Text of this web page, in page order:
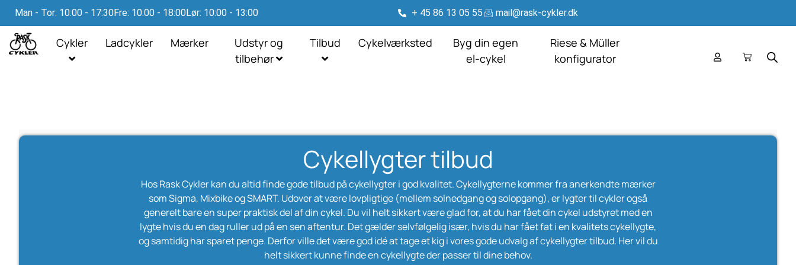
Man - Tor: 10:00 - 17:30Fre: 10:00 - 18:00Lør: 10:00 - 13:00 + 45 86 13 05 55 mail@rask-cykler.dk
Cykler Ladcykler Mærker
Udstyr og
tilbehør
Tilbud Cykelværksted
Byg din egen
el-cykel
Riese & Müller
konfigurator
Cykellygter tilbud
Hos Rask Cykler kan du altid finde gode tilbud på cykellygter i god kvalitet. Cykellygterne kommer fra anerkendte mærker
som Sigma, Mixbike og SMART. Udover at være lovpligtige (mellem solnedgang og solopgang), er lygter til cykler også
generelt bare en super praktisk del af din cykel. Du vil helt sikkert være glad for, at du har fået din cykel udstyret med en
lygte hvis du en dag ruller ud på en sen aftentur. Det gælder selvfølgelig især, hvis du har fået fat i en kvalitets cykellygte,
og samtidig har sparet penge. Derfor ville det være god idé at tage et kig i vores gode udvalg af cykellygter tilbud. Her vil du
helt sikkert kunne finde en cykellygte der passer til dine behov.